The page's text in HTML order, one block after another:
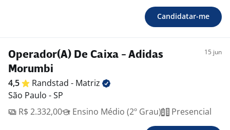
Candidatar-me
Operador(A) De Caixa - Adidas
Morumbi
15 jun
4,5 Randstad - Matriz
São Paulo - SP
R$ 2.332,00
Ensino Médio (2º Grau) Presencial